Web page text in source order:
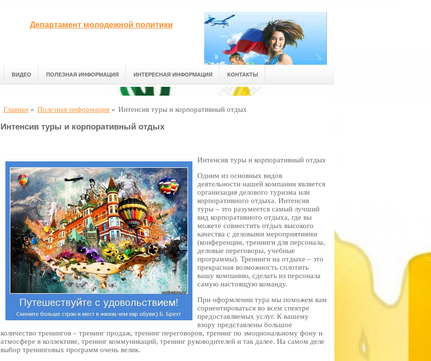
Департамент молодежной политики
ВИДЕО ПОЛЕЗНАЯ ИНФОРМАЦИЯ ИНТЕРЕСНАЯ ИНФОРМАЦИЯ КОНТАКТЫ
Главная » Полезная информация » Интенсив туры и корпоративный отдых
Интенсив туры и корпоративный отдых
Интенсив туры и корпоративный отдых
Одним из основных видов
деятельности нашей компании является
организация делового туризма или
корпоративного отдыха. Интенсив
туры – это разумеется самый лучший
вид корпоративного отдыха, где вы
можете совместить отдых высокого
качества с деловыми мероприятиями
(конференции, тренинги для персонала,
деловые переговоры, учебные
программы). Тренинги на отдыхе – это
прекрасная возможность сплотить
вашу компанию, сделать из персонала
самую настоящую команду.
При оформлении тура мы поможем вам
сориентироваться во всем спектре
предоставляемых услуг. К вашему
взору представлены большое
количество тренингов – тренинг продаж, тренинг переговоров, тренинг по эмоциональному фону и
атмосфере в коллективе, тренинг коммуникаций, тренинг руководителей и так далее. На самом деле
выбор тренинговых программ очень велик.